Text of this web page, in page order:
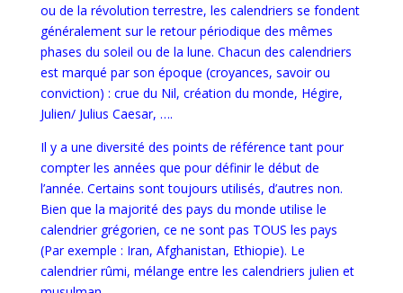
ou de la révolution terrestre, les calendriers se fondent
généralement sur le retour périodique des mêmes
phases du soleil ou de la lune. Chacun des calendriers
est marqué par son époque (croyances, savoir ou
conviction) : crue du Nil, création du monde, Hégire,
Julien/ Julius Caesar, ….
Il y a une diversité des points de référence tant pour
compter les années que pour définir le début de
l’année. Certains sont toujours utilisés, d’autres non.
Bien que la majorité des pays du monde utilise le
calendrier grégorien, ce ne sont pas TOUS les pays
(Par exemple : Iran, Afghanistan, Ethiopie). Le
calendrier rûmi, mélange entre les calendriers julien et